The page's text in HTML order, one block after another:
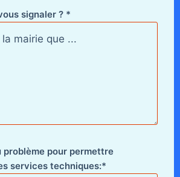
signaler ? *
problème pour permettre
services techniques:*